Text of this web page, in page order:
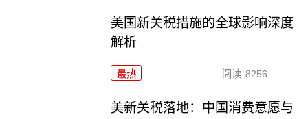
美国新关税措施的全球影响深度
解析
最热 阅读 8256
美新关税落地：中国消费意愿与